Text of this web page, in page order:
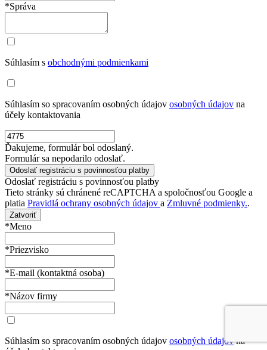
*Správa
Súhlasím s obchodnými podmienkami
Súhlasím so spracovaním osobných údajov osobných údajov na
účely kontaktovania
Ďakujeme, formulár bol odoslaný.
Formulár sa nepodarilo odoslať.
Odoslať registráciu s povinnosťou platby
Tieto stránky sú chránené reCAPTCHA a spoločnosťou Google a
platia Pravidlá ochrany osobných údajov a Zmluvné podmienky..
Zatvoriť
*Meno
*Priezvisko
*E-mail (kontaktná osoba)
*Názov firmy
Súhlasím so spracovaním osobných údajov osobných údajovna